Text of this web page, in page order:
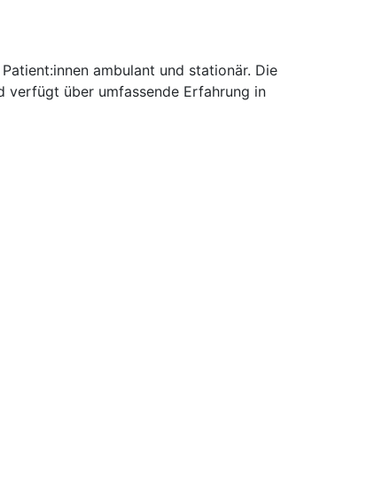
ambulant und stationär. Die
verfügt über umfassende Erfahrung in